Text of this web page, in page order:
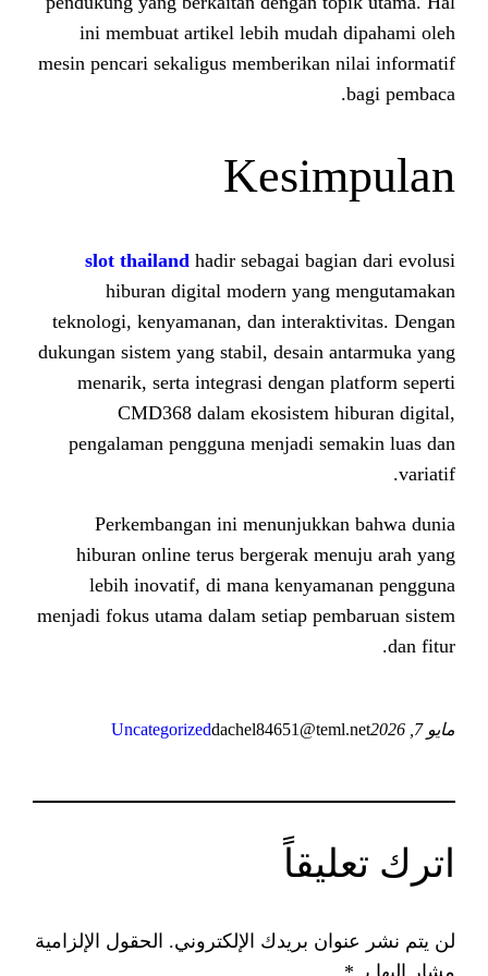
ini membuat artikel lebih
mesin pencari sekaligus
slot thailandhadir sebagai
hiburan digital modern
teknologi, kenyamanan, dan
dukungan sistem yang stabil,
menarik, serta integrasi
CMD368 dalam
pengalaman pengguna menjadi
Perkembangan ini
hiburan online terus bergerak
lebih inovatif, di mana
menjadi fokus utama dalam setiap
Uncategorized
بريدك الإلكتروني. الحقول الإلزامية